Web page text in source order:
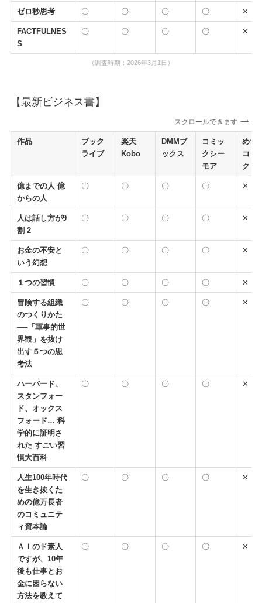
ゼロ秒思考 〇 〇 〇 〇 ✕
FACTFULNES
S
〇 〇 〇 〇 ✕
（調査時期：2026年3月1日）
【最新ビジネス書】
スクロールできます
作品
ブック
ライブ
楽天
Kobo
DMMブ
ックス
コミッ
クシー
モア
めち
コミ
ク
億までの人 億
からの人
〇 〇 〇 〇 ✕
人は話し方が9
割 2
〇 〇 〇 〇 ✕
お金の不安と
いう幻想
〇 〇 〇 〇 ✕
１つの習慣 〇 〇 〇 〇 ✕
冒険する組織
のつくりかた
──「軍事的世
界観」を抜け
出す５つの思
考法
〇 〇 〇 〇 ✕
ハーバード、
スタンフォー
ド、オックス
フォード… 科
学的に証明さ
れた すごい習
慣大百科
〇 〇 〇 〇 ✕
人生100年時代
を生き抜くた
めの億万長者
のコミュニテ
ィ資本論
〇 〇 〇 〇 ✕
ＡＩのド素人
ですが、10年
後も仕事とお
金に困らない
方法を教えて
〇 〇 〇 〇 ✕